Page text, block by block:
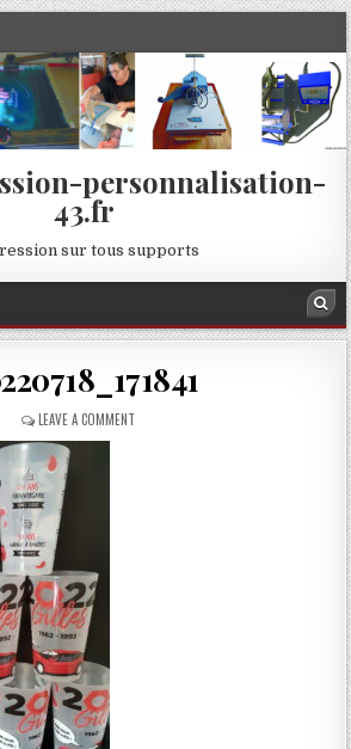
personnalisation-
43.fr
sur tous supports
LEAVE A COMMENTON